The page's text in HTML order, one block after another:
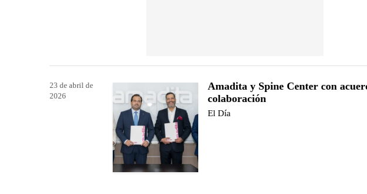
23 de abril de
2026
Amadita y Spine Center con
colaboración
El Día